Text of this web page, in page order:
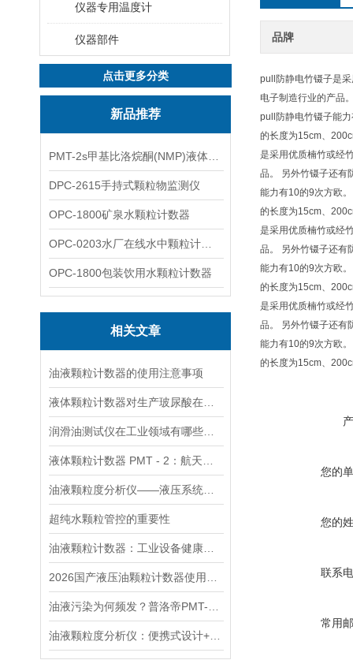
仪器专用温度计
仪器部件
点击更多分类
新品推荐
DPC-2615手持式颗粒物监测仪
OPC-1800矿泉水颗粒计数器
OPC-1800包装饮用水颗粒计数器
相关文章
油液颗粒计数器的使用注意事项
超纯水颗粒管控的重要性
品牌
pull防静电竹镊子是
电子制造行业的产品
pull防静电竹镊子能
的长度为15cm、
是采用优质楠竹或经
品。 另外竹镊子还有
能力有10的9次方欧。
的长度为15cm、
是采用优质楠竹或经
品。 另外竹镊子还有
能力有10的9次方欧。
的长度为15cm、
是采用优质楠竹或经
品。 另外竹镊子还有
能力有10的9次方欧。
的长度为15cm、
您的
您的
联系
常用